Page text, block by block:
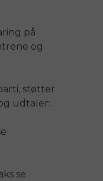
på
og
støtter
udtaler:
se